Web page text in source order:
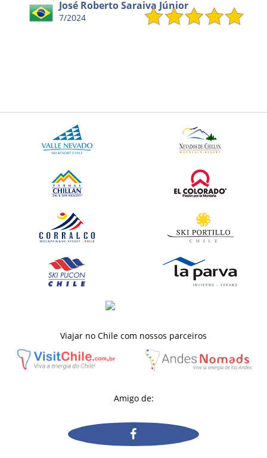
Viajar no Chile com nossos parceiros
Amigo de: